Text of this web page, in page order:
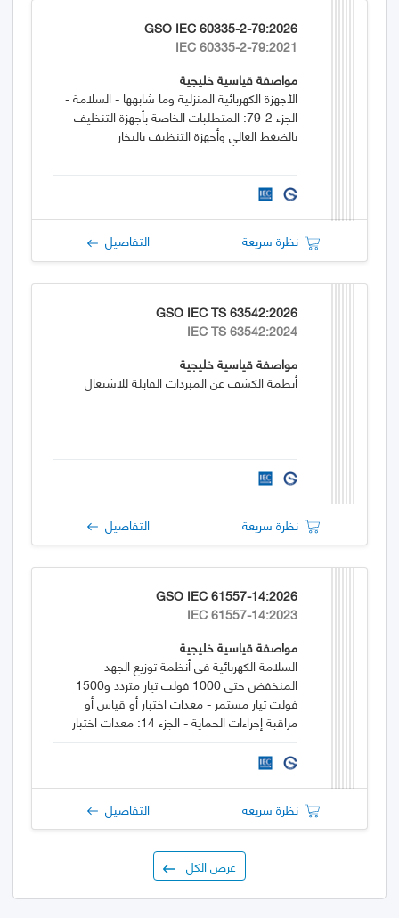
GSO IEC 60335-2-79:2026
IEC 60335-2-79:2021
مواصفة قياسية خليجية
الأجهزة الكهربائية المنزلية وما شابهها - السلامة -
الجزء 2-79: المتطلبات الخاصة بأجهزة التنظيف
بالضغط العالي وأجهزة التنظيف بالبخار
نظرة سريعة التفاصيل
GSO IEC TS 63542:2026
IEC TS 63542:2024
مواصفة قياسية خليجية
أنظمة الكشف عن المبردات القابلة للاشتعال
نظرة سريعة التفاصيل
GSO IEC 61557-14:2026
IEC 61557-14:2023
مواصفة قياسية خليجية
السلامة الكهربائية في أنظمة توزيع الجهد
المنخفض حتى 1000 فولت تيار متردد و1500
فولت تيار مستمر - معدات اختبار أو قياس أو
مراقبة إجراءات الحماية - الجزء 14: معدات اختبار
نظرة سريعة التفاصيل
عرض الكل